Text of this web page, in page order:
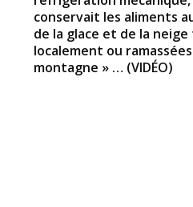
conservait les aliments
de la glace et de la
localement ou
montagne » … (VIDÉO)